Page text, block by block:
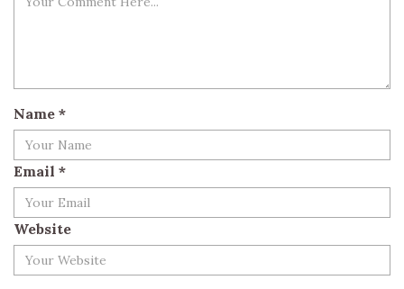
Name *
Email *
Website